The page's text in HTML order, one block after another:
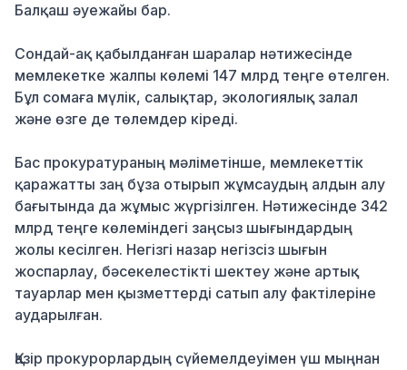
Балқаш әуежайы бар.
Сондай-ақ қабылданған шаралар нәтижесінде
мемлекетке жалпы көлемі 147 млрд теңге өтелген.
Бұл сомаға мүлік, салықтар, экологиялық залал
және өзге де төлемдер кіреді.
Бас прокуратураның мәліметінше, мемлекеттік
қаражатты заң бұза отырып жұмсаудың алдын алу
бағытында да жұмыс жүргізілген. Нәтижесінде 342
млрд теңге көлеміндегі заңсыз шығындардың
жолы кесілген. Негізгі назар негізсіз шығын
жоспарлау, бәсекелестікті шектеу және артық
тауарлар мен қызметтерді сатып алу фактілеріне
аударылған.
Қазір прокурорлардың сүйемелдеуімен үш мыңнан